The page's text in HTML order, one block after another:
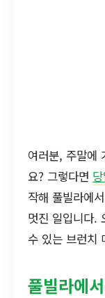
여러분, 주말에
요? 그렇다면
작해 풀빌라에
멋진 일입니다.
수 있는 브런치
풀빌라에